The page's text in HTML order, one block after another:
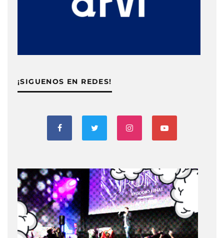
¡SIGUENOS EN REDES!